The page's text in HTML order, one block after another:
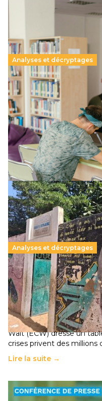
Analyses et décryptages
Supérieur privé : une
promesse
11 juillet 2026-
Le projet de loi sur la
supérieur privé met en
qui relègue l’acte
Lire la suite →
Analyses et décryptages
258 millions
chocs climatiques et
population
11 juillet 2026- National
Un nouveau rapport
Wait (ECW) dresse un
crises privent des millions
Lire la suite →